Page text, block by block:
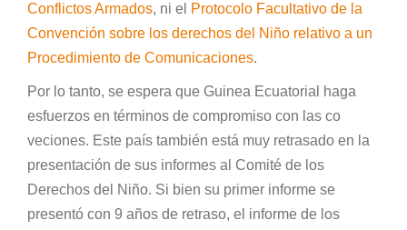
Conflictos Armados, ni el
Protocolo Facultativo de la
Convención sobre los derechos del Niño relativo a un
Procedimiento de Comunicaciones.
Por lo tanto, se espera que Guinea Ecuatorial haga
esfuerzos en términos de compromiso con las co
veciones. Este país también está muy retrasado en la
presentación de sus informes al Comité de los
Derechos del Niño. Si bien su primer informe se
presentó con 9 años de retraso, el informe de los